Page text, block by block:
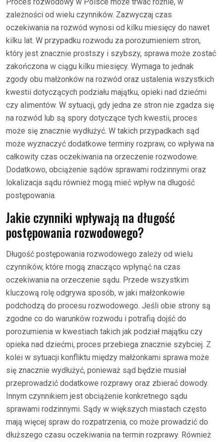
zależności od wielu czynników. Zazwyczaj czas
oczekiwania na rozwód wynosi od kilku miesięcy do nawet
kilku lat. W przypadku rozwodu za porozumieniem stron,
który jest znacznie prostszy i szybszy, sprawa może zostać
zakończona w ciągu kilku miesięcy. Wymaga to jednak
zgody obu małżonków na rozwód oraz ustalenia wszystkich
kwestii dotyczących podziału majątku, opieki nad dziećmi
czy alimentów. W sytuacji, gdy jedna ze stron nie zgadza się
na rozwód lub są spory dotyczące tych kwestii, proces
może się znacznie wydłużyć. W takich przypadkach sąd
może wyznaczyć dodatkowe terminy rozpraw, co wpływa na
całkowity czas oczekiwania na orzeczenie rozwodowe.
Dodatkowo, obciążenie sądów sprawami rodzinnymi oraz
lokalizacja sądu również mogą mieć wpływ na długość
postępowania.
Jakie czynniki wpływają na długość
postępowania rozwodowego?
Długość postępowania rozwodowego zależy od wielu
czynników, które mogą znacząco wpłynąć na czas
oczekiwania na orzeczenie sądu. Przede wszystkim
kluczową rolę odgrywa sposób, w jaki małżonkowie
podchodzą do procesu rozwodowego. Jeśli obie strony są
zgodne co do warunków rozwodu i potrafią dojść do
porozumienia w kwestiach takich jak podział majątku czy
opieka nad dziećmi, proces przebiega znacznie szybciej. Z
kolei w sytuacji konfliktu między małżonkami sprawa może
się znacznie wydłużyć, ponieważ sąd będzie musiał
przeprowadzić dodatkowe rozprawy oraz zbierać dowody.
Innym czynnikiem jest obciążenie konkretnego sądu
sprawami rodzinnymi. Sądy w większych miastach często
mają więcej spraw do rozpatrzenia, co może prowadzić do
dłuższego czasu oczekiwania na termin rozprawy. Również